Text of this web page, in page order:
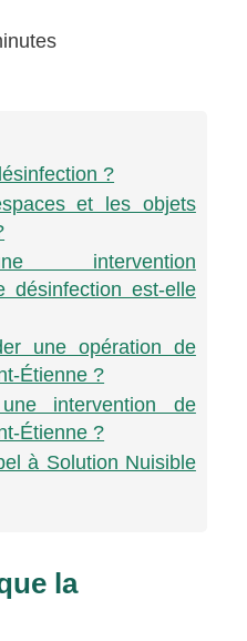
?
et les objets
intervention
désinfection est-elle
une opération de
Étienne ?
intervention de
Étienne ?
à Solution Nuisible
la